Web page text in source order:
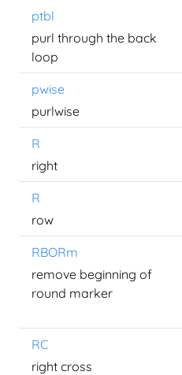
ptbl
purl through the back
loop
pwise
purlwise
R
right
R
row
RBORm
remove beginning of
round marker
RC
right cross